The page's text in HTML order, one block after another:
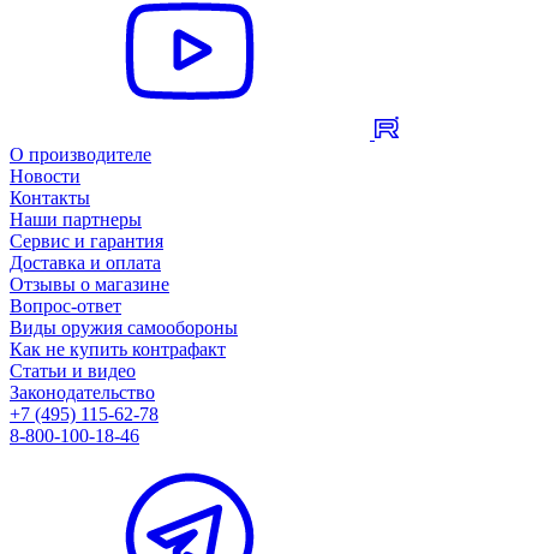
О производителе
Новости
Контакты
Наши партнеры
Сервис и гарантия
Доставка и оплата
Отзывы о магазине
Вопрос-ответ
Виды оружия самообороны
Как не купить контрафакт
Статьи и видео
Законодательство
+7 (495) 115-62-78
8-800-100-18-46